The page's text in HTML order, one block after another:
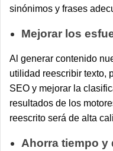
sinónimos y frases
Mejorar los
Al generar contenido
utilidad reescribir texto,
SEO y mejorar la
resultados de los
reescrito será de alta
Ahorra tiempo y